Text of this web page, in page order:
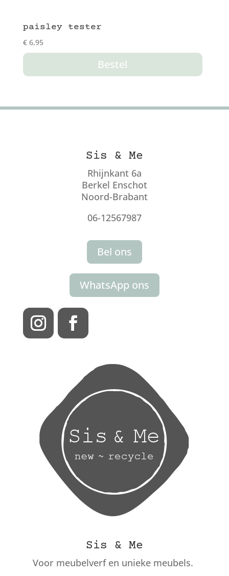
paisley tester
€6,95
Bestel
Sis & Me
Rhijnkant 6a
Berkel Enschot
Noord-Brabant
06-12567987
Bel ons
WhatsApp ons
Sis & Me
Voor meubelverf en unieke meubels.